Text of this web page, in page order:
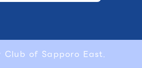
of Sapporo East.